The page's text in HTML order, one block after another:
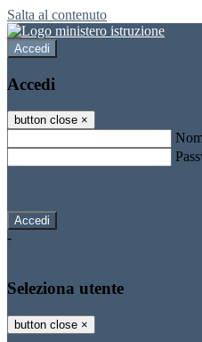
Salta al contenuto
Accedi
Accedi
button close ×
-
Seleziona utente
button close ×